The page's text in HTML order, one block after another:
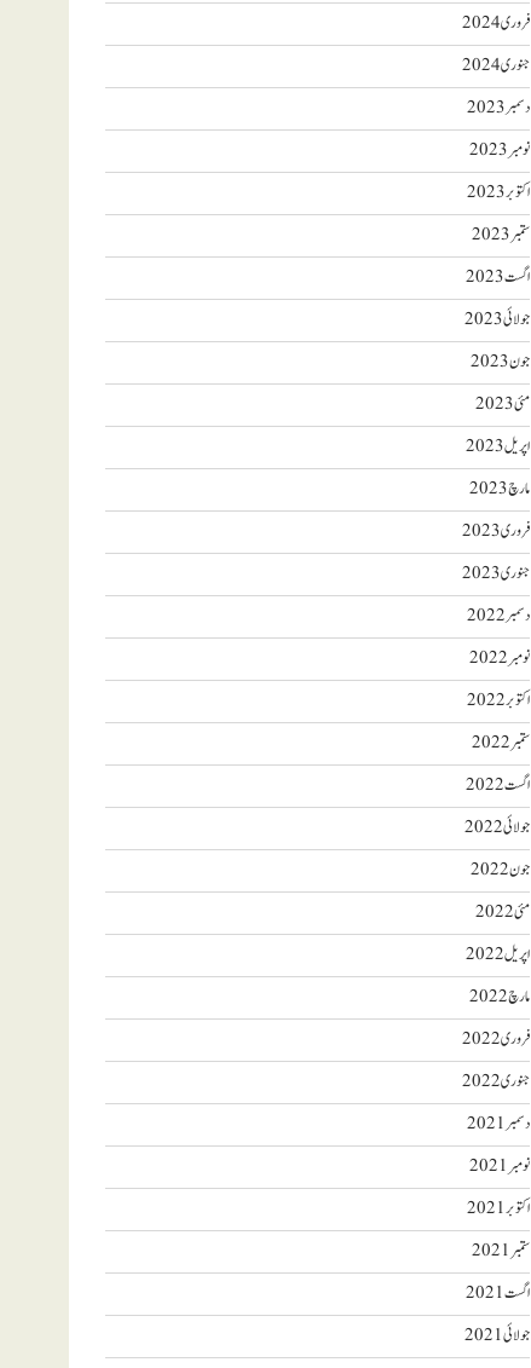
فروری 2024
جنوری 2024
دسمبر 2023
نومبر 2023
اکتوبر 2023
ستمبر 2023
اگست 2023
جولائی 2023
جون 2023
مئی 2023
اپریل 2023
مارچ 2023
فروری 2023
جنوری 2023
دسمبر 2022
نومبر 2022
اکتوبر 2022
ستمبر 2022
اگست 2022
جولائی 2022
جون 2022
مئی 2022
اپریل 2022
مارچ 2022
فروری 2022
جنوری 2022
دسمبر 2021
نومبر 2021
اکتوبر 2021
ستمبر 2021
اگست 2021
جولائی 2021